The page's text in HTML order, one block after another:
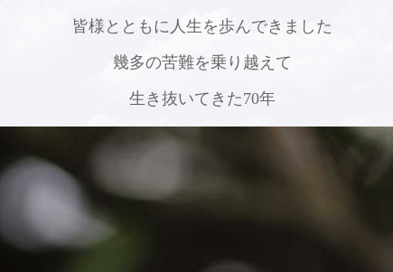
皆様とともに人生を歩んできました
幾多の苦難を乗り越えて
生き抜いてきた70年